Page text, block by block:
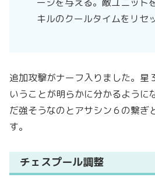
キルのクールタイムをリセ
追加攻撃がナーフ入りました。星
いうことが明らかに分かるように
だ強そうなのとアサシン６の繋ぎ
す。
チェスプール調整